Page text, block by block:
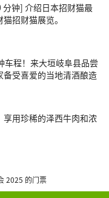
钟] 介绍日本招财猫最
招财猫展览。
车程！来大垣岐阜县品尝
受喜爱的当地清酒酿造
用珍稀的泽西牛肉和浓
2025 的门票